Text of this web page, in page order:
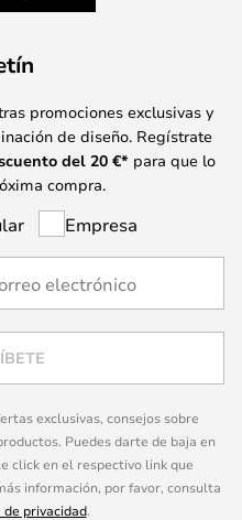
promociones exclusivas y
de diseño. Regístrate
del 20 €* para que lo
compra.
Empresa
exclusivas, consejos sobre
Puedes darte de baja en
click en el respectivo link que
información, por favor, consulta
privacidad.